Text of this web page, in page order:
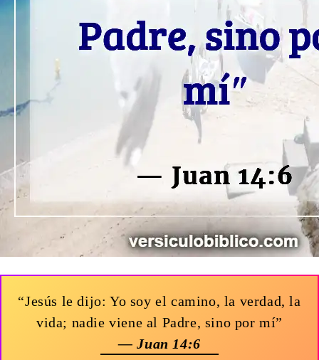
“Jesús le dijo: Yo soy el camino, la verdad, la
vida; nadie viene al Padre, sino por mí”
— Juan 14:6